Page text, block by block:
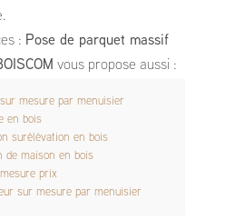
: Pose de parquet massif
vous propose aussi :
mesure par menuisier
en bois
surélévation en bois
de maison en bois
prix
sur mesure par menuisier